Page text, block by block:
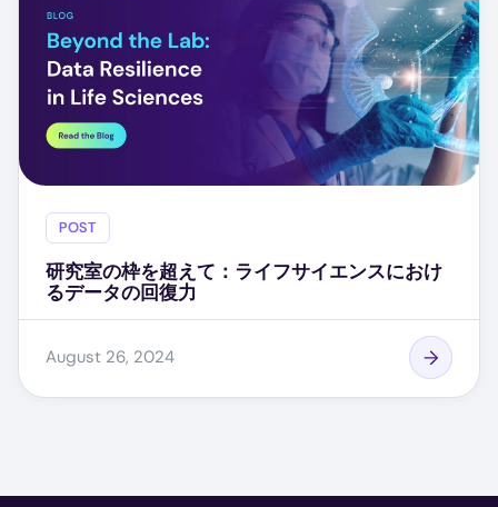
POST
研究室の枠を超えて：ライフサイエンスにおけ
るデータの回復力
August 26, 2024